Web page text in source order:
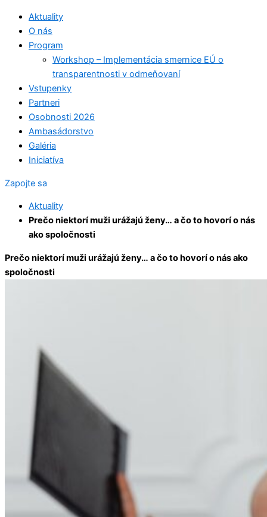
Aktuality
O nás
Program
Workshop – Implementácia smernice EÚ o
transparentnosti v odmeňovaní
Vstupenky
Partneri
Osobnosti 2026
Ambasádorstvo
Galéria
Iniciatíva
Zapojte sa
Aktuality
Prečo niektorí muži urážajú ženy… a čo to hovorí o nás
ako spoločnosti
Prečo niektorí muži urážajú ženy… a čo to hovorí o nás ako
spoločnosti